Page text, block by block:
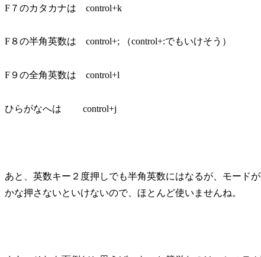
F７のカタカナは control+k
F８の半角英数は control+; （control+:でもいけそう）
F９の全角英数は control+l
ひらがなへは control+j
あと、英数キー２度押しでも半角英数にはなるが、モード
かな押さないといけないので、ほとんど使いませんね。